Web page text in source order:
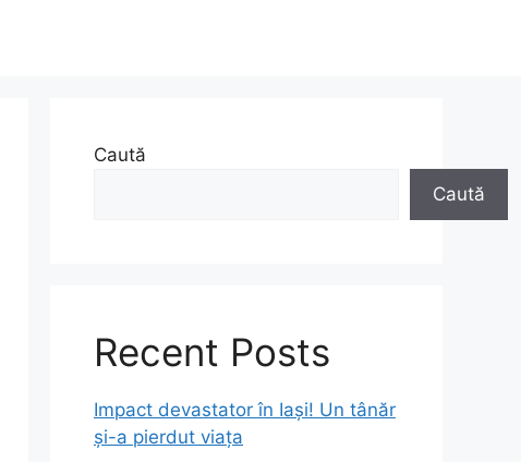
Caută
Caută
Recent Posts
Impact devastator în Iași! Un tânăr
și-a pierdut viața